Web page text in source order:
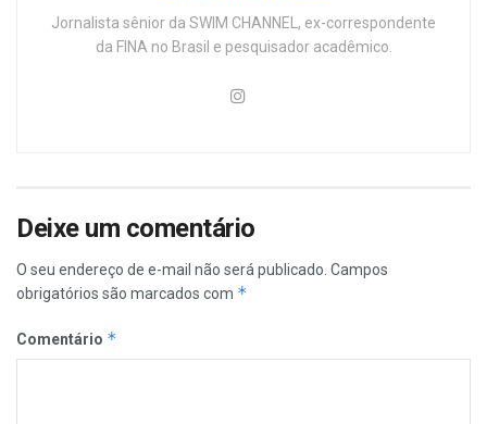
Jornalista sênior da SWIM CHANNEL, ex-correspondente
da FINA no Brasil e pesquisador acadêmico.
Deixe um comentário
O seu endereço de e-mail não será publicado. Campos
obrigatórios são marcados com *
Comentário *